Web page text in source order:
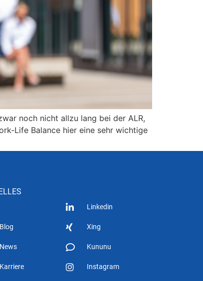
noch nicht allzu lang bei der ALR,
Life Balance hier eine sehr wichtige
Blog
News
Karriere
Linkedin
Xing
Kununu
Instagram